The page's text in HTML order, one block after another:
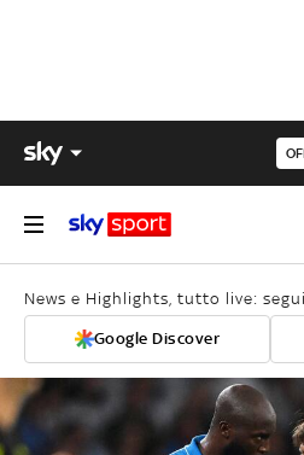
News e Highlights, tutto live:
Google Discover